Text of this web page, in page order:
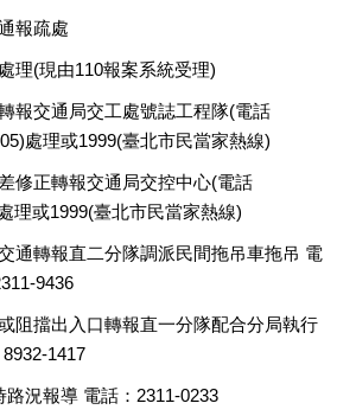
報疏處
理(現由110報案系統受理)
報交通局交工處號誌工程隊(電話
處理或1999(臺北市民當家熱線)
修正轉報交通局交控中心(電話
理或1999(臺北市民當家熱線)
通轉報直二分隊調派民間拖吊車拖吊 電
9436
阻擋出入口轉報直一分隊配合分局執行
1417
路況報導 電話：2311-0233